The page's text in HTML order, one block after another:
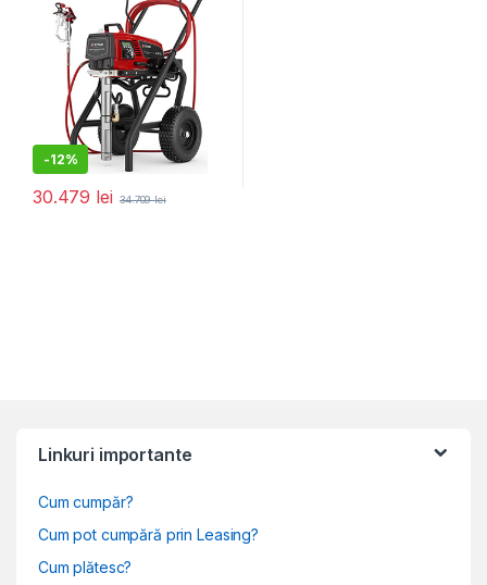
-12%
30.479 lei 34.709lei
Linkuri importante
Cum cumpăr?
Cum pot cumpără prin Leasing?
Cum plătesc?